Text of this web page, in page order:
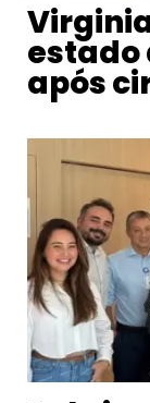
estado
após